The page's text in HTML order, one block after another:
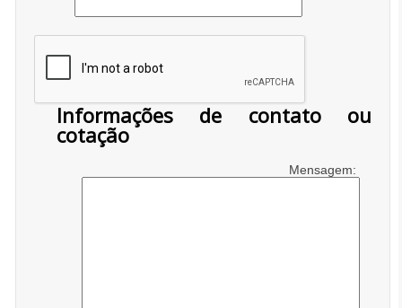
Informações de contato ou
cotação
Mensagem: